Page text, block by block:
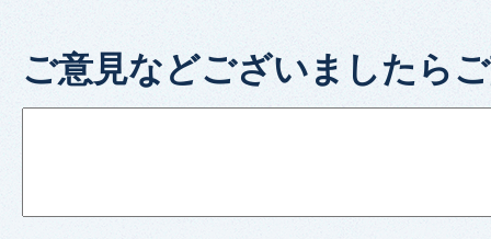
ご意見などございましたら